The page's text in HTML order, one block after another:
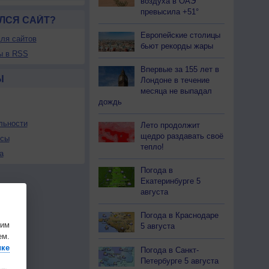
САЙТ?
сайтов
в RSS
превысила +51°
Европейские столицы
бьют рекорды жары
Впервые за 155 лет в
Лондоне в течение
месяца не выпадал
дождь
Лето продолжит
щедро раздавать своё
тепло!
Погода в
Екатеринбурге 5
августа
Погода в Краснодаре
5 августа
Погода в Санкт-
Петербурге 5 августа